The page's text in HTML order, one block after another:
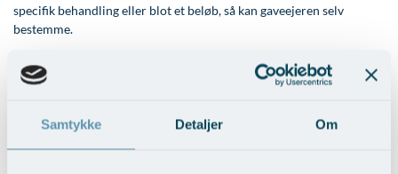
Samtykke Detaljer Om
Søvn
Øre-næse-hals
Kæbekirurgi
Standardbetingelser for privatbetalte
Ventetid i det offentlige - Frit sygehusvalg
specifik behandling eller blot et beløb, så kan gaveejeren selv
bestemme.